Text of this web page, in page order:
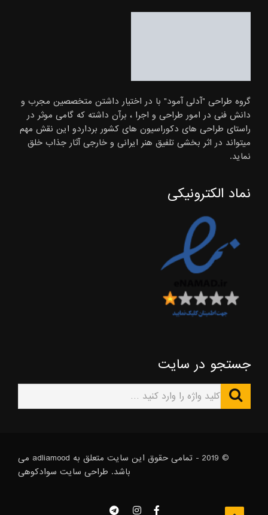
گروه طراحی "آدلی آمود" با در اختیار داشتن متخصصین مجرب و
دانش فنی در امور طراحی و اجرا ، برآن داشته که گامی موثر در
راستای طراحی های دکوراسیون های کشور برداردو این نقش مهم
میتواند در اثر بخشی تلفیق هنر ایرانی و خارجی آثار جذاب خلق
نماید.
نماد الکترونیکی
جستجو در سایت
© 2019 - تمامی حقوق این سایت متعلق به adliamood می
باشد. طراحی سایت سوادکوهی